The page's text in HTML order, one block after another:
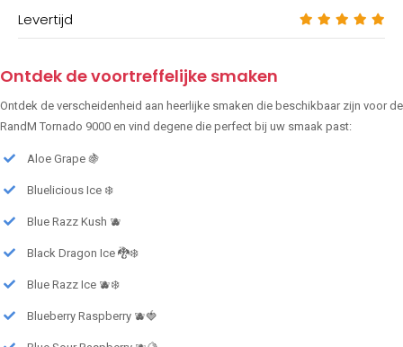
Levertijd
Ontdek de voortreffelijke smaken
Ontdek de verscheidenheid aan heerlijke smaken die beschikbaar zijn voor de
RandM Tornado 9000 en vind degene die perfect bij uw smaak past:
Aloe Grape 🍇
Bluelicious Ice ❄️
Blue Razz Kush 🫐
Black Dragon Ice 🐉❄️
Blue Razz Ice 🫐❄️
Blueberry Raspberry 🫐🍓